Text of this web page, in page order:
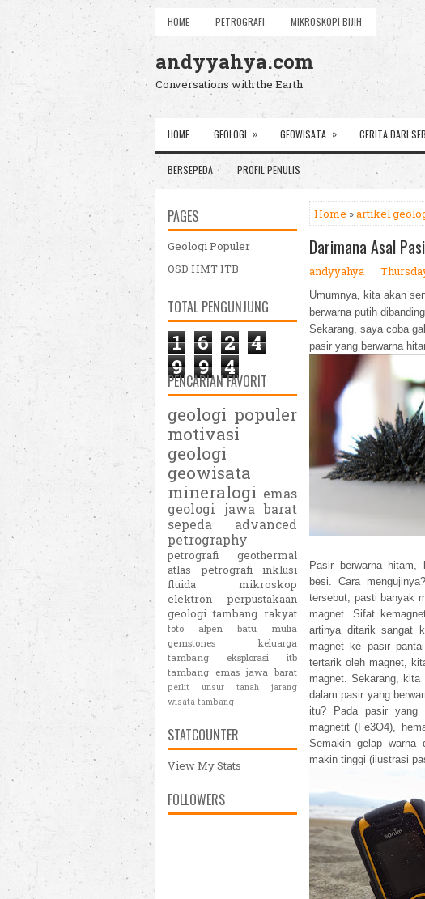
HOME PETROGRAFI MIKROSKOPI BIJIH
andyyahya.com
Conversations with the Earth
HOME GEOLOGI » GEOWISATA » CERITA DARI
BERSEPEDA PROFIL PENULIS
Home »artikel
Darimana Asal
andyyahya
Umumnya, kita akan
berwarna putih
Sekarang, saya coba
pasir yang berwarna
Pasir berwarna hitam,
besi. Cara
tersebut, pasti banyak
magnet. Sifat
artinya ditarik sangat
magnet ke pasir
tertarik oleh magnet,
magnet. Sekarang,
dalam pasir yang
itu? Pada pasir yang
magnetit (Fe3O4),
Semakin gelap warna
makin tinggi (ilustrasi
PAGES
Geologi Populer
OSD HMT ITB
TOTAL PENGUNJUNG
1 6 2 4
9
9 4
PENCARIAN FAVORIT
geologi populer
motivasi
geologi
geowisata
mineralogi emas
geologi jawa barat
sepeda
advanced
petrography
petrografi
geothermal
atlas petrografi
inklusi
fluida
mikroskop
elektron
perpustakaan
geologi tambang rakyat
foto alpen
batu mulia
gemstones
keluarga
tambang eksplorasi itb
tambang emas jawa barat
perlit
unsur tanah jarang
wisata tambang
STATCOUNTER
View My Stats
FOLLOWERS